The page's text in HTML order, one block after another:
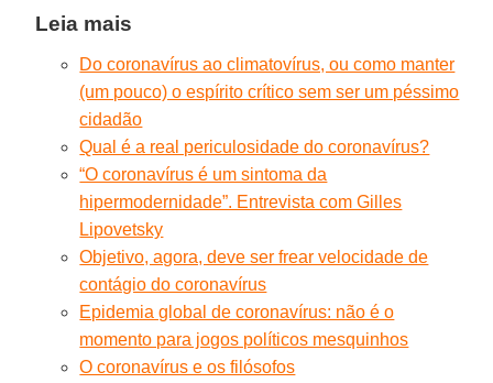
Leia mais
Do coronavírus ao climatovírus, ou como manter
(um pouco) o espírito crítico sem ser um péssimo
cidadão
Qual é a real periculosidade do coronavírus?
“O coronavírus é um sintoma da
hipermodernidade”. Entrevista com Gilles
Lipovetsky
Objetivo, agora, deve ser frear velocidade de
contágio do coronavírus
Epidemia global de coronavírus: não é o
momento para jogos políticos mesquinhos
O coronavírus e os filósofos